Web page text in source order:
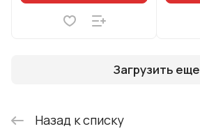
Загрузить еще
Назад к списку